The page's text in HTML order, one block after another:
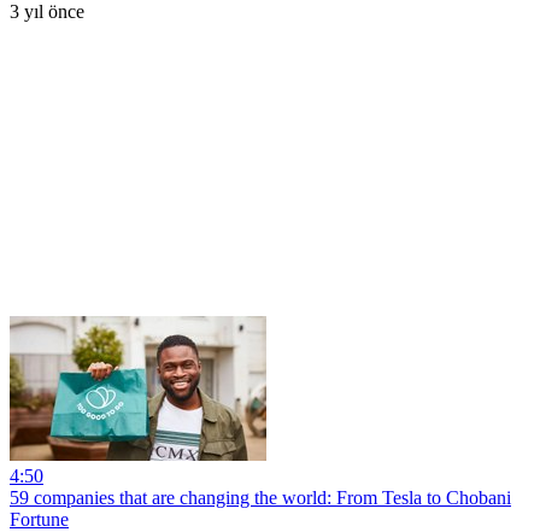
3 yıl önce
4:50
59 companies that are changing the world: From Tesla to Chobani
Fortune